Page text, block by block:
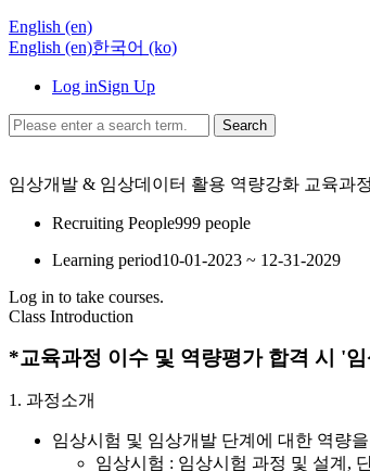
English ‎(en)‎
English ‎(en)‎한국어 ‎(ko)‎
Log inSign Up
Search
임상개발 & 임상데이터 활용 역량강화 교육과정
Recruiting People999 people
Learning period10-01-2023 ~ 12-31-2029
Log in to take courses.
Class Introduction
*교육과정 이수 및 역량평가 합격 시 '
1. 과정소개
임상시험 및 임상개발 단계에 대한 역량
임상시험 : 임상시험 과정 및 설계,